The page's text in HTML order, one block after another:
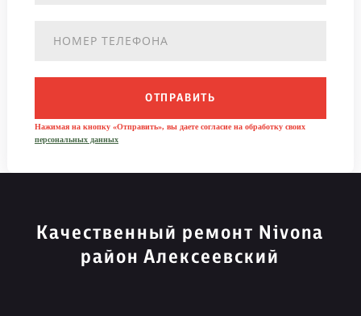
ОТПРАВИТЬ
Нажимая на кнопку «Отправить», вы даете согласие на обработку своих
персональных данных
Качественный ремонт Nivona
район Алексеевский